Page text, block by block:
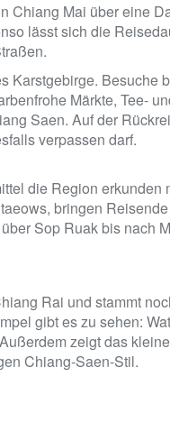
Chiang Mai über eine
lässt sich die
Karstgebirge. Besuche
Märkte, Tee-
Saen. Auf der
verpassen darf.
die Region erkunden
bringen
Sop Ruak bis nach
Rai und stammt
gibt es zu sehen:
zeigt das
Chiang-Saen-Stil.